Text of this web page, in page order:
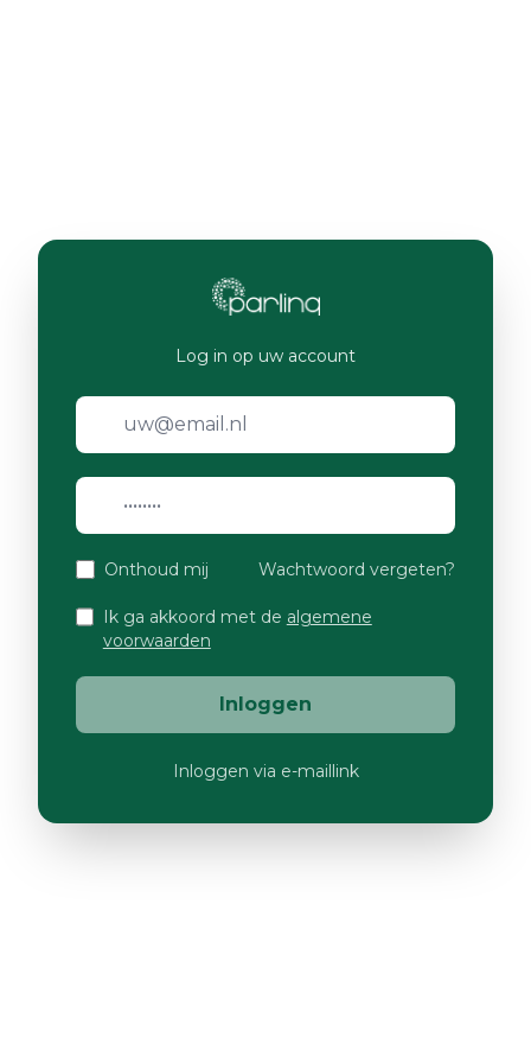
Log in op uw account
Onthoud mij Wachtwoord vergeten?
Ik ga akkoord met de algemene
voorwaarden
Inloggen
Inloggen via e-maillink